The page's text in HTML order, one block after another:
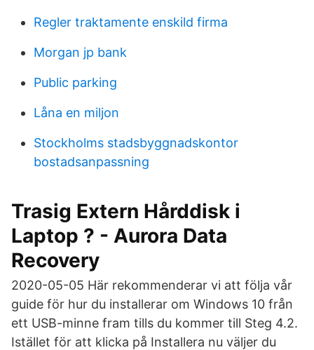
Regler traktamente enskild firma
Morgan jp bank
Public parking
Låna en miljon
Stockholms stadsbyggnadskontor
bostadsanpassning
Trasig Extern Hårddisk i
Laptop ? - Aurora Data
Recovery
2020-05-05 Här rekommenderar vi att följa vår
guide för hur du installerar om Windows 10 från
ett USB-minne fram tills du kommer till Steg 4.2.
Istället för att klicka på Installera nu väljer du